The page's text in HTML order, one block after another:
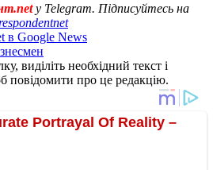
у Telegram. Підписуйтесь на
в Google News
виділіть необхідний текст і
повідомити про це редакцію.